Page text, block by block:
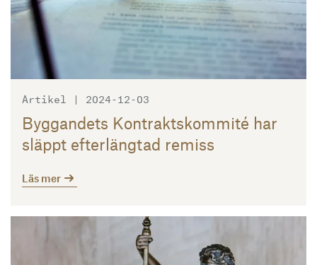
Artikel | 2024-12-03
Byggandets Kontraktskommité har
släppt efterlängtad remiss
Läs mer